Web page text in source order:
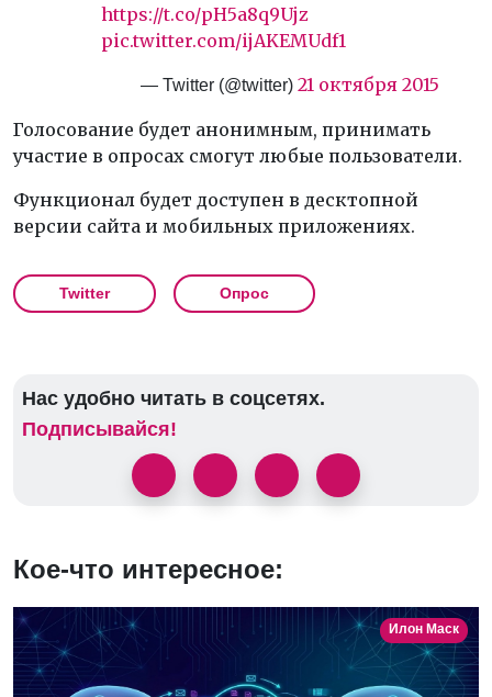
https://t.co/pH5a8q9Ujz
pic.twitter.com/ijAKEMUdf1
— Twitter (@twitter) 21 октября 2015
Голосование будет анонимным, принимать
участие в опросах смогут любые пользователи.
Функционал будет доступен в десктопной
версии сайта и мобильных приложениях.
Twitter Опрос
Нас удобно читать в соцсетях.
Подписывайся!
Кое-что интересное:
Илон Маск